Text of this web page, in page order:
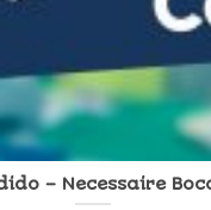
– Necessaire